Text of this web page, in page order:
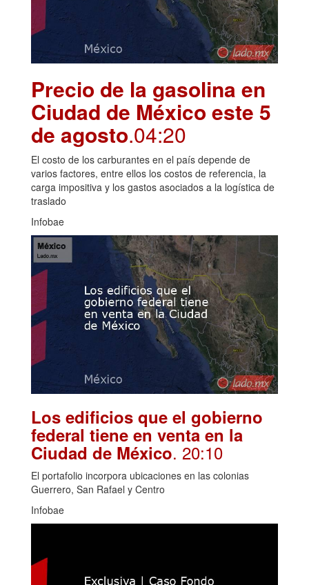
Precio de la gasolina en
Ciudad de México este 5
de agosto.04:20
El costo de los carburantes en el país depende de
varios factores, entre ellos los costos de referencia, la
carga impositiva y los gastos asociados a la logística de
traslado
Infobae
Los edificios que el gobierno
federal tiene en venta en la
Ciudad de México. 20:10
El portafolio incorpora ubicaciones en las colonias
Guerrero, San Rafael y Centro
Infobae